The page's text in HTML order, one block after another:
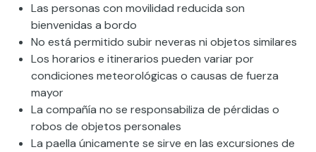
Las personas con movilidad reducida son
bienvenidas a bordo
No está permitido subir neveras ni objetos similares
Los horarios e itinerarios pueden variar por
condiciones meteorológicas o causas de fuerza
mayor
La compañía no se responsabiliza de pérdidas o
robos de objetos personales
La paella únicamente se sirve en las excursiones de